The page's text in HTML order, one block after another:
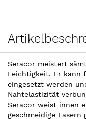
Seracor meistert
Leichtigkeit. Er kann
eingesetzt werden
Nahtelastizität
Seracor weist innen
geschmeidige